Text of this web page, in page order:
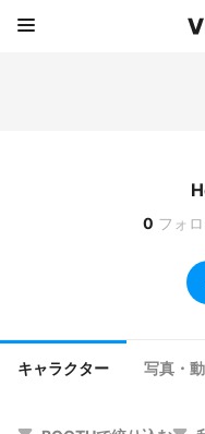
0 フォ
キャラクター 写真・